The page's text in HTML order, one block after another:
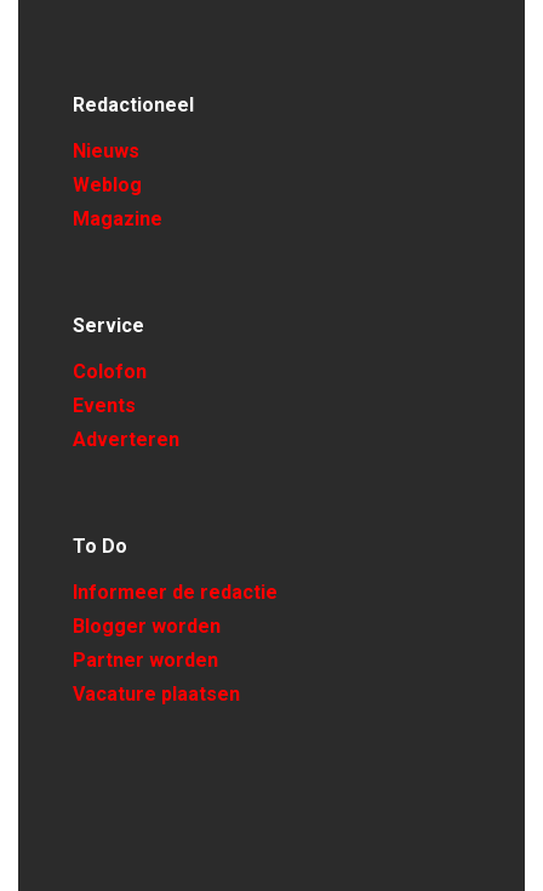
Redactioneel
Nieuws
Weblog
Magazine
Service
Colofon
Events
Adverteren
To Do
Informeer de redactie
Blogger worden
Partner worden
Vacature plaatsen